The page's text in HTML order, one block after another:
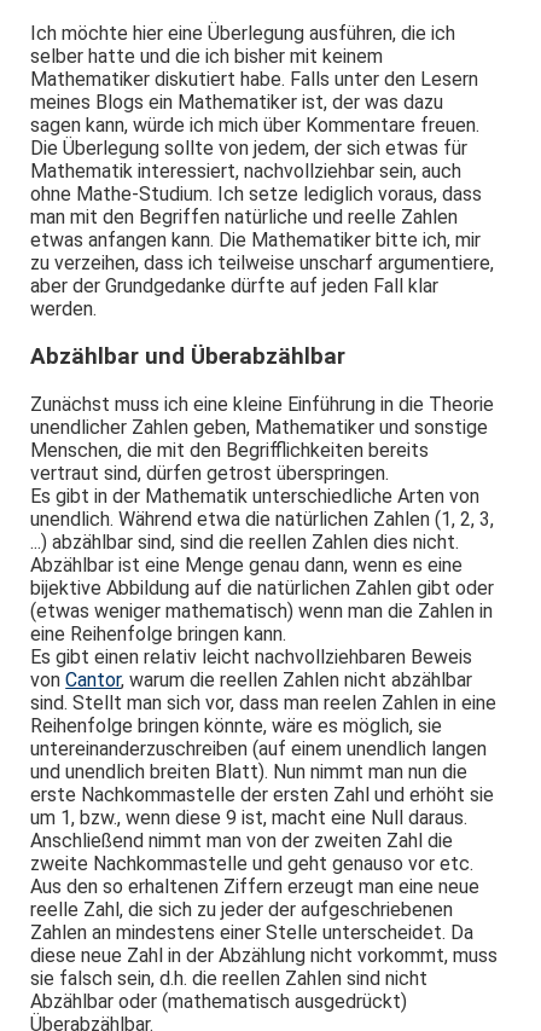
Ich möchte hier eine Überlegung ausführen, die ich
selber hatte und die ich bisher mit keinem
Mathematiker diskutiert habe. Falls unter den Lesern
meines Blogs ein Mathematiker ist, der was dazu
sagen kann, würde ich mich über Kommentare freuen.
Die Überlegung sollte von jedem, der sich etwas für
Mathematik interessiert, nachvollziehbar sein, auch
ohne Mathe-Studium. Ich setze lediglich voraus, dass
man mit den Begriffen natürliche und reelle Zahlen
etwas anfangen kann. Die Mathematiker bitte ich, mir
zu verzeihen, dass ich teilweise unscharf argumentiere,
aber der Grundgedanke dürfte auf jeden Fall klar
werden.
Abzählbar und Überabzählbar
Zunächst muss ich eine kleine Einführung in die Theorie
unendlicher Zahlen geben, Mathematiker und sonstige
Menschen, die mit den Begrifflichkeiten bereits
vertraut sind, dürfen getrost überspringen.
Es gibt in der Mathematik unterschiedliche Arten von
unendlich. Während etwa die natürlichen Zahlen (1, 2, 3,
...) abzählbar sind, sind die reellen Zahlen dies nicht.
Abzählbar ist eine Menge genau dann, wenn es eine
bijektive Abbildung auf die natürlichen Zahlen gibt oder
(etwas weniger mathematisch) wenn man die Zahlen in
eine Reihenfolge bringen kann.
Es gibt einen relativ leicht nachvollziehbaren Beweis
vonCantor, warum die reellen Zahlen nicht abzählbar
sind. Stellt man sich vor, dass man reelen Zahlen in eine
Reihenfolge bringen könnte, wäre es möglich, sie
untereinanderzuschreiben (auf einem unendlich langen
und unendlich breiten Blatt). Nun nimmt man nun die
erste Nachkommastelle der ersten Zahl und erhöht sie
um 1, bzw., wenn diese 9 ist, macht eine Null daraus.
Anschließend nimmt man von der zweiten Zahl die
zweite Nachkommastelle und geht genauso vor etc.
Aus den so erhaltenen Ziffern erzeugt man eine neue
reelle Zahl, die sich zu jeder der aufgeschriebenen
Zahlen an mindestens einer Stelle unterscheidet. Da
diese neue Zahl in der Abzählung nicht vorkommt, muss
sie falsch sein, d.h. die reellen Zahlen sind nicht
Abzählbar oder (mathematisch ausgedrückt)
Überabzählbar.